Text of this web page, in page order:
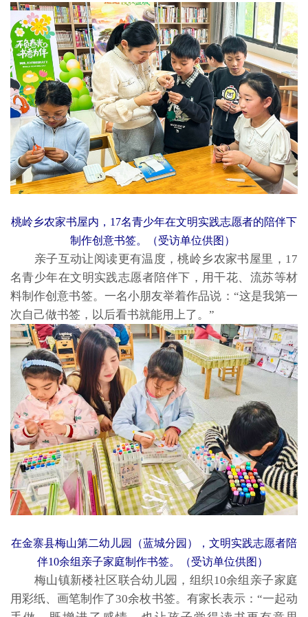
桃岭乡农家书屋内，17名青少年在文明实践志愿者的陪伴下
制作创意书签。（受访单位供图）
亲子互动让阅读更有温度，桃岭乡农家书屋里，17
名青少年在文明实践志愿者陪伴下，用干花、流苏等材
料制作创意书签。一名小朋友举着作品说：“这是我第一
次自己做书签，以后看书就能用上了。”
在金寨县梅山第二幼儿园（蓝城分园），文明实践志愿者陪
伴10余组亲子家庭制作书签。（受访单位供图）
梅山镇新楼社区联合幼儿园，组织10余组亲子家庭
用彩纸、画笔制作了30余枚书签。有家长表示：“一起动